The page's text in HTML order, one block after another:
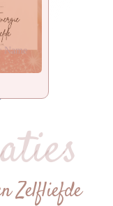
Zelfliefde
Name